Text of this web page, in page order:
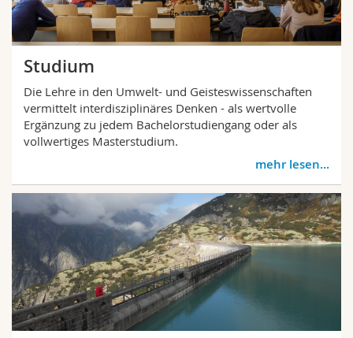
Studium
Die Lehre in den Umwelt- und Geisteswissenschaften
vermittelt interdisziplinäres Denken - als wertvolle
Ergänzung zu jedem Bachelorstudiengang oder als
vollwertiges Masterstudium.
mehr lesen...